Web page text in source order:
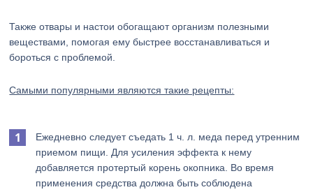
Также отвары и настои обогащают организм полезными
веществами, помогая ему быстрее восстанавливаться и
бороться с проблемой.
Самыми популярными являются такие рецепты:
Ежедневно следует съедать 1 ч. л. меда перед утренним
приемом пищи. Для усиления эффекта к нему
добавляется протертый корень окопника. Во время
применения средства должна быть соблюдена